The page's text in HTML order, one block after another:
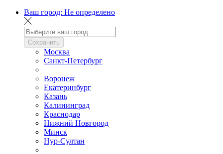
Ваш город: Не определено
Сохранить
Москва
Санкт-Петербург
Воронеж
Екатеринбург
Казань
Калининград
Краснодар
Нижний Новгород
Минск
Нур-Султан